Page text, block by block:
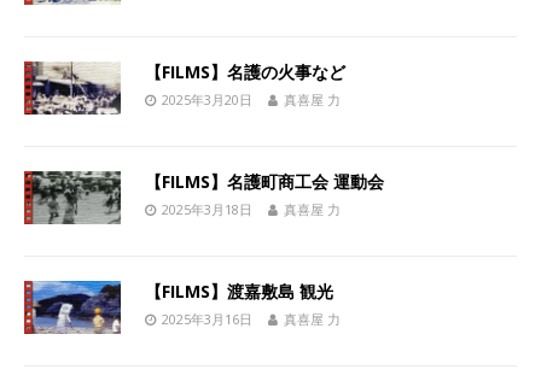
【FILMS】名護の火事など
2025年3月20日 真喜屋 力
【FILMS】名護町商工会 運動会
2025年3月18日 真喜屋 力
【FILMS】渡嘉敷島 観光
2025年3月16日 真喜屋 力